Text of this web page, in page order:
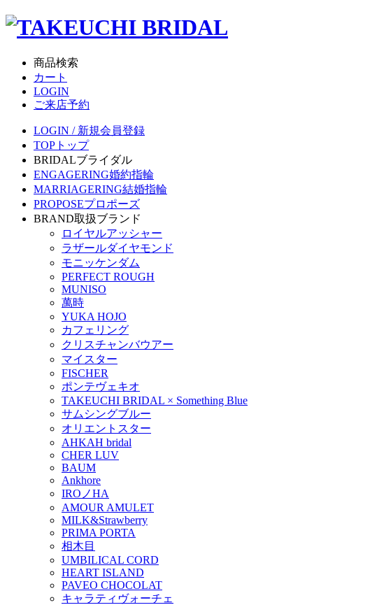
商品検索
カート
LOGIN
ご来店予約
LOGIN / 新規会員登録
TOP トップ
BRIDALブライダル
ENGAGERING婚約指輪
MARRIAGERING結婚指輪
PROPOSEプロポーズ
BRAND取扱ブランド
ロイヤルアッシャー
ラザールダイヤモンド
モニッケンダム
PERFECT ROUGH
MUNISO
萬時
YUKA HOJO
カフェリング
クリスチャンバウアー
マイスター
FISCHER
ポンテヴェキオ
TAKEUCHI BRIDAL × Something Blue
サムシングブルー
オリエントスター
AHKAH bridal
CHER LUV
BAUM
Ankhore
IROノHA
AMOUR AMULET
MILK&Strawberry
PRIMA PORTA
相木目
UMBILICAL CORD
HEART ISLAND
PAVEO CHOCOLAT
キャラティヴォーチェ